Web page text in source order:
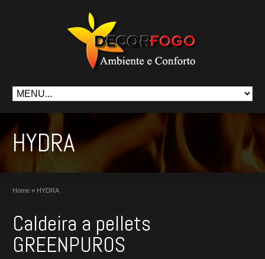
HYDRA
Home » HYDRA
Caldeira a pellets
GREENPUROS